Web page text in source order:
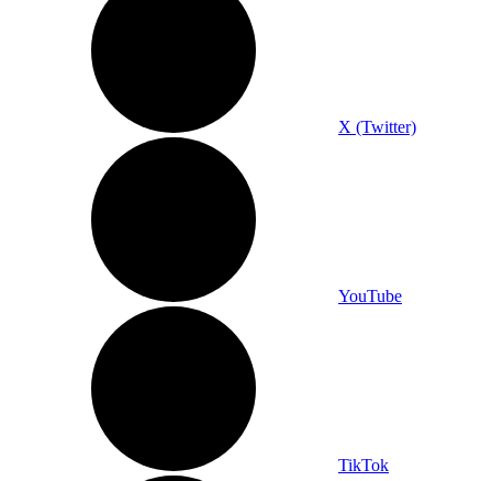
X (Twitter)
YouTube
TikTok